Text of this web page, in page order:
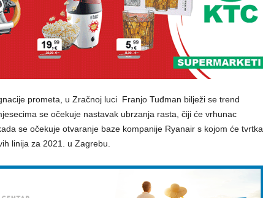
prometa, u Zračnoj luci Franjo Tuđman bilježi se trend
se očekuje nastavak ubrzanja rasta, čiji će vrhunac
se očekuje otvaranje baze kompanije Ryanair s kojom će tvrtka
linija za 2021. u Zagrebu.